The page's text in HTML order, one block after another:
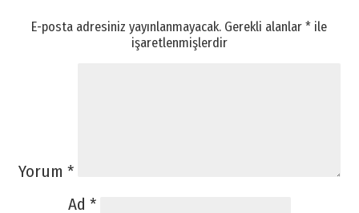
E-posta adresiniz yayınlanmayacak. Gerekli alanlar* ile
işaretlenmişlerdir
Yorum *
Ad *